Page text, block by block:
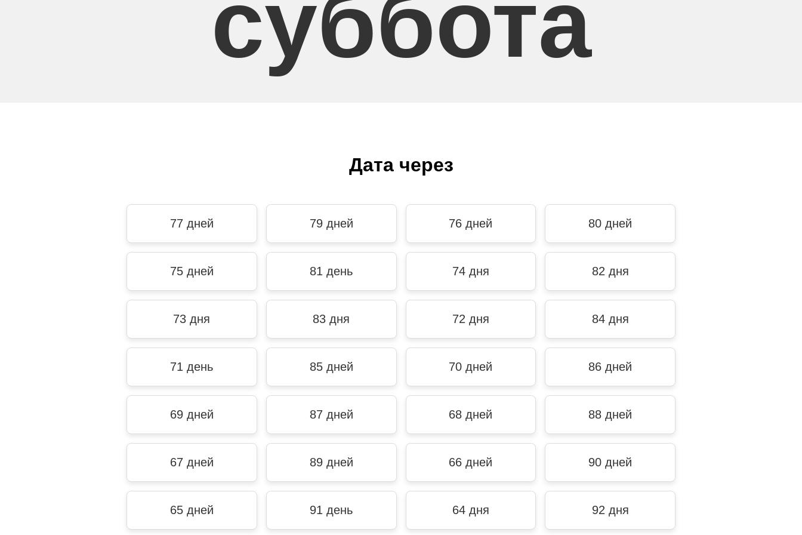
суббота
Дата через
77 дней 79 дней 76 дней 80 дней
75 дней 81 день 74 дня 82 дня
73 дня 83 дня 72 дня 84 дня
71 день 85 дней 70 дней 86 дней
69 дней 87 дней 68 дней 88 дней
67 дней 89 дней 66 дней 90 дней
65 дней 91 день 64 дня 92 дня